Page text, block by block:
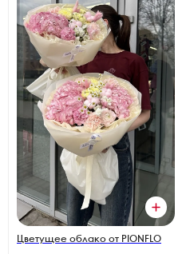
Цветущее облако от PIONFLO